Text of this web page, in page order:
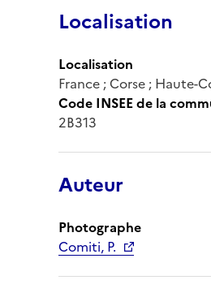
Localisation
Localisation
France ; Corse ; Haute-
Code INSEE de la
2B313
Auteur
Photographe
Comiti, P.